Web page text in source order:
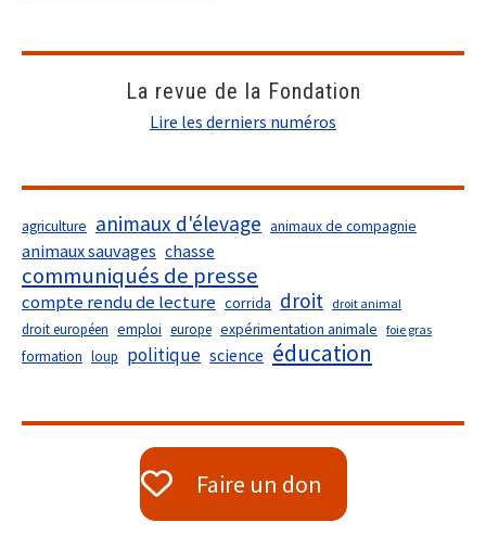
La revue de la Fondation
Lire les derniers numéros
agriculture animaux d'élevage animaux de compagnie
animaux sauvages chasse
communiqués de presse
compte rendu de lecture corrida droit droit animal
droit européen emploi europe expérimentation animale foie gras
formation loup politique science éducation
Faire un don